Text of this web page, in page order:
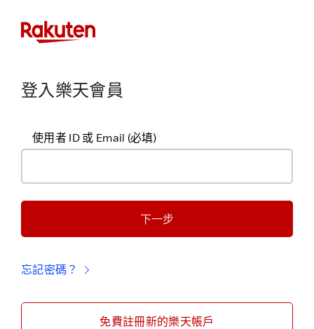
登入樂天會員
使用者 ID 或 Email (必填)
下一步
忘記密碼？
免費註冊新的樂天帳戶